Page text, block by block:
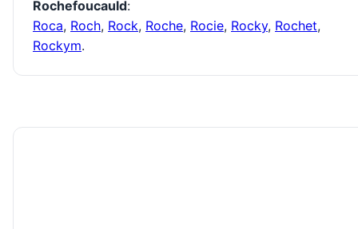
Rochefoucauld:
Roca, Roch, Rock, Roche, Rocie, Rocky, Rochet,
Rockym.